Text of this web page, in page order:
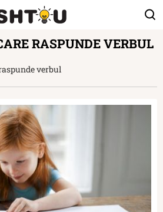
RASPUNDE VERBUL
verbul